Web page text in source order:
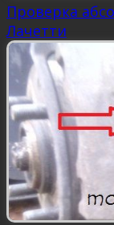
Проверка
Лачетти